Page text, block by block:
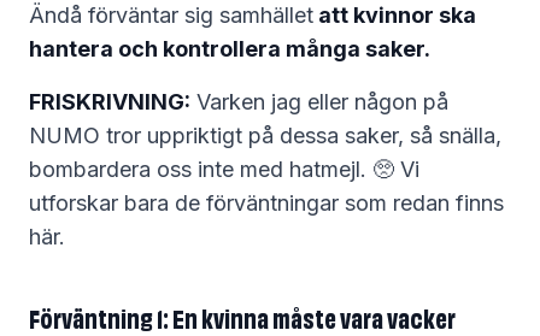
Ändå förväntar sig samhället att kvinnor ska
hantera och kontrollera många saker.
FRISKRIVNING: Varken jag eller någon på
NUMO tror uppriktigt på dessa saker, så snälla,
bombardera oss inte med hatmejl. 🥺 Vi
utforskar bara de förväntningar som redan finns
här.
Förväntning 1: En kvinna måste vara vacker